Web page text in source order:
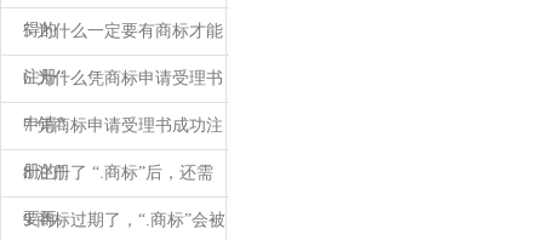
得的
5 为什么一定要有商标才能
注册“.
6 为什么凭商标申请受理书
申请“.
7 凭商标申请受理书成功注
册的“.
8 注册了 “.商标”后，还需
要再
9 商标过期了，“.商标”会被